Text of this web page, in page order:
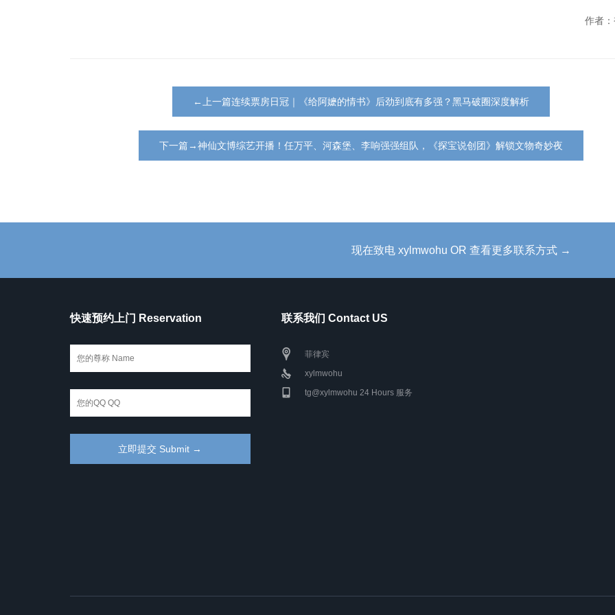
作者
←上一篇连续票房日冠｜《给阿嬷的情书》后劲到底有多强？黑马破圈深度解析
下一篇→神仙文博综艺开播！任万平、河森堡、李响强强组队，《探宝说创团》解锁文物奇妙夜
现在致电 xylmwohu OR 查看更多联系方式 →
快速预约上门 Reservation 联系我们 Contact US
菲律宾
xylmwohu
tg@xylmwohu 24 Hours 服务